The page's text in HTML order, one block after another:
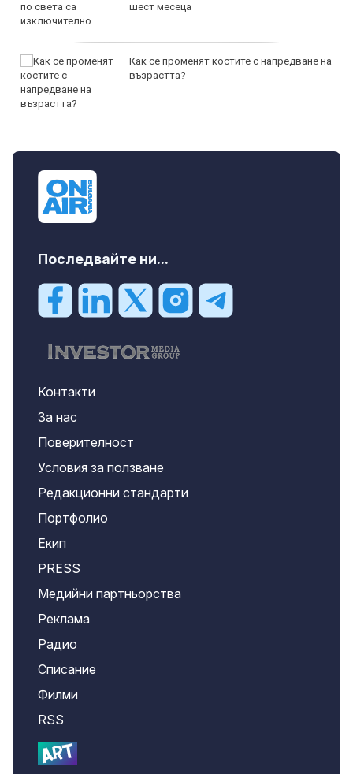
шест месеца
Как се променят костите с напредване на
възрастта?
Последвайте ни...
Контакти
За нас
Поверителност
Условия за ползване
Редакционни стандарти
Портфолио
Екип
PRESS
Медийни партньорства
Реклама
Радио
Списание
Филми
RSS